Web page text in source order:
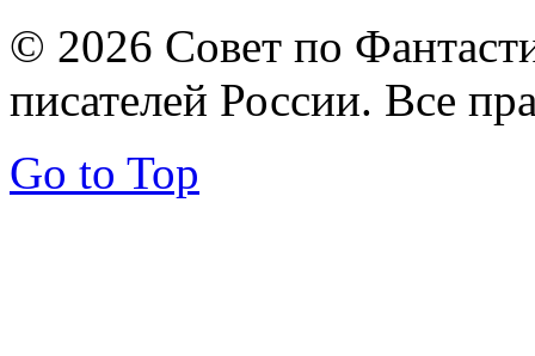
© 2026 Совет по
писателей России. Все
Go to Top